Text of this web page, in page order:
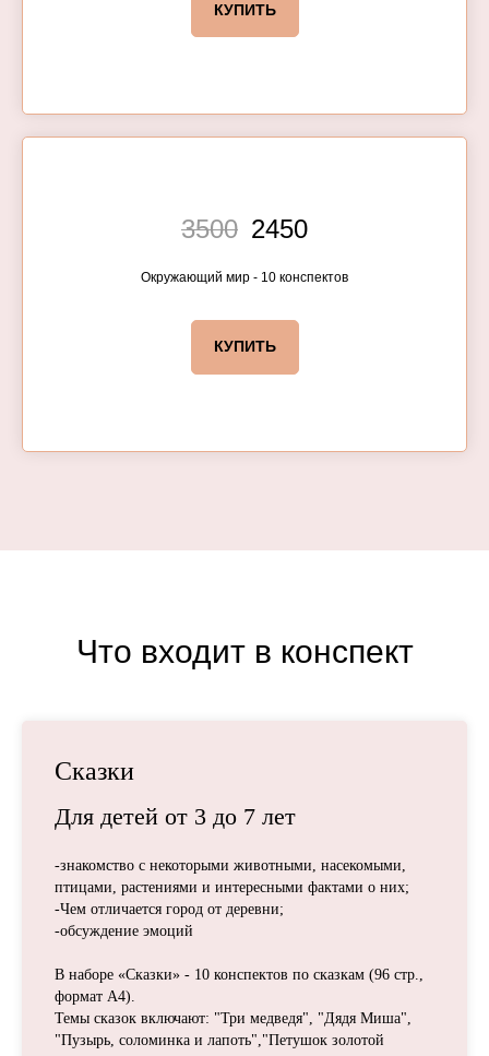
КУПИТЬ
3500 2450
Окружающий мир - 10 конспектов
КУПИТЬ
Что входит в конспект
Сказки
Для детей от 3 до 7 лет
-знакомство с некоторыми животными, насекомыми,
птицами, растениями и интересными фактами о них;
-Чем отличается город от деревни;
-обсуждение эмоций
В наборе «Сказки» - 10 конспектов по сказкам (96 стр.,
формат А4).
Темы сказок включают: "Три медведя", "Дядя Миша",
"Пузырь, соломинка и лапоть","Петушок золотой
ДОСТАВЛЯЕМ ОБОРУДОВАНИЕ: